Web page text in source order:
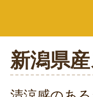
新潟県